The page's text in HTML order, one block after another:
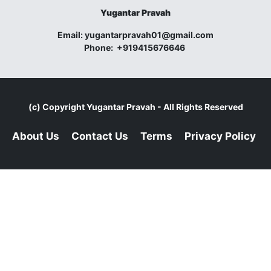
Yugantar Pravah
Email:yugantarpravah01@gmail.com
Phone: +919415676646
(c) CopyrightYugantar Pravah - All Rights Reserved
About Us Contact Us Terms Privacy Policy